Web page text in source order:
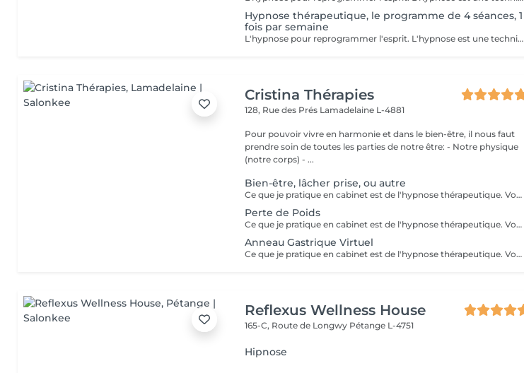
Hypnose thérapeutique, le programme de 4 séances, 1
fois par semaine
L'hypnose pour reprogrammer l'esprit. L'hypnose est une technique qui agit sur le subconscient pour : - modifier les comportements alimentaires : manger moins, éviter les grignotages, réduire les compulsons sucrées, ressentir la satiété, etre à l'écoute des signaux envoyer par son corps - renforcer la motivation et la confiance en soi dans votre démarche minceur - diminuer les facteurs émotionnels liés à la prise de poids, comme le stress, l'anxiété, le surmenage, le sentiment d'etre débordée.. En instaurant un nouveau rapport à la nourriture et en travaillant sur les blocages émotionnels, le manque de confiance en soi et de motivation, l'hypnose accompagne pour des résultats durables avec un changements de comportements sains et naturels
Cristina Thérapies
128, Rue des Prés Lamadelaine L-4881
Pour pouvoir vivre en harmonie et dans le bien-être, il nous faut
prendre soin de toutes les parties de notre être: - Notre physique
(notre corps) - ...
Bien-être, lâcher prise, ou autre
Ce que je pratique en cabinet est de l'hypnose thérapeutique. Vous restez maître de vous-même et libre de vos actions. Ensemble nous travaillons sur vos émotions. Je vais chercher vos blocages, vos peurs, vos craintes, et fais en sorte que celles-ci ne soient plus un poids pour vous. Aussi ce qu'il y a de mieux en vous, vos forces, votre courage, et bien d'autres qualités, pour que cela vous aide à aller mieux et à atteindre vos objectifs. Paiement sur place en espèces.
Perte de Poids
Ce que je pratique en cabinet est de l'hypnose thérapeutique. Vous restez maître de vous-même et libre de vos actions. Ensemble nous analisons votre situation et en fonction de cela trouvons la meilleure façon pour vous de perdre du poids. Ici les mots régime ou diète n'existent pas! Grâce à mes inductions vous n'éprouvez plus l'envie de grignoter dès la première séance et vous commencez à vous alimenter correctement, Au fils des jours, vous commencez à vous sentir mieux dans votre peau, en prenant soin de vous et constatez que votre poids commence à diminuer. Paiement sur place en espèces.
Anneau Gastrique Virtuel
Ce que je pratique en cabinet est de l'hypnose thérapeutique. Vous restez maître de vous-mêmes et libres de vos actions. Si vous avez plus de 15 kilos à perdre, nous irons travailler sur la pose d'un anneau gastrique virtuel. Pour cela il faudra 4 consultations. Vous ressentirez les bienfaits d'un anneau gastrique pour de vrai, sans avoir eu les inconvénients d'une vraie opération. Votre estomac sera plus petit, vous mangerez moins et par conséquent votre surpoids s'envolera petit à petit. Paiement sur place en espèces.
Reflexus Wellness House
165-C, Route de Longwy Pétange L-4751
Hipnose